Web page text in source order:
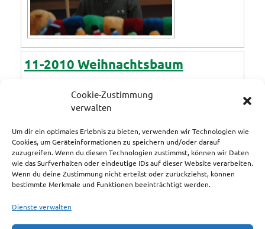
Cookie-Zustimmung
verwalten
Um dir ein optimales Erlebnis zu bieten, verwenden wir Technologien wie
Cookies, um Geräteinformationen zu speichern und/oder darauf
zuzugreifen. Wenn du diesen Technologien zustimmst, können wir Daten
wie das Surfverhalten oder eindeutige IDs auf dieser Website verarbeiten.
Wenn du deine Zustimmung nicht erteilst oder zurückziehst, können
bestimmte Merkmale und Funktionen beeinträchtigt werden.
Dienste verwalten
11-2010 Weihnachtsbaum